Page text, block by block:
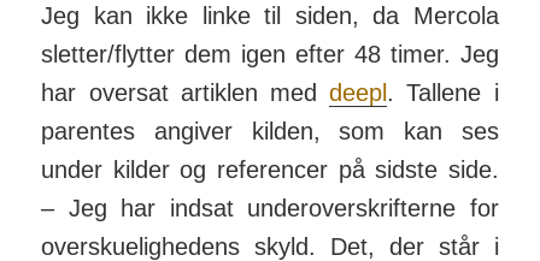
Jeg kan ikke linke til siden, da Mercola
sletter/­flytter dem igen efter 48 timer. Jeg
har oversat artiklen meddeepl . Tallene i
parentes an­giver kilden, som kan ses
under kilder og refe­rencer på sidste side.
– Jeg har indsat under­over­skrif­terne for
over­skue­lig­hedens skyld. Det, der står i